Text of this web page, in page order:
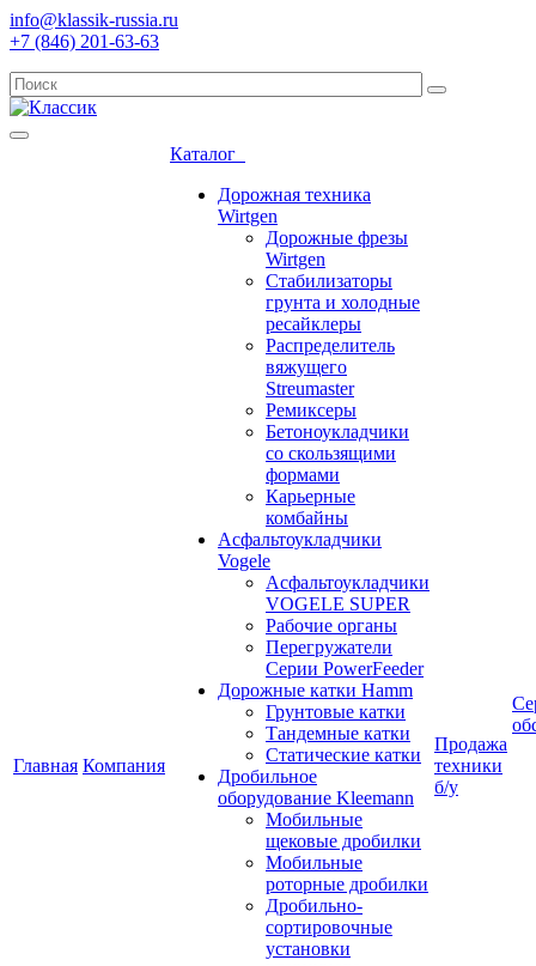
info@klassik-russia.ru
+7 (846) 201-63-63
Главная Компания
Каталог
Дорожная техника
Wirtgen
Дорожные фрезы
Wirtgen
Стабилизаторы
грунта и холодные
ресайклеры
Распределитель
вяжущего
Streumaster
Ремиксеры
Бетоноукладчики
со скользящими
формами
Карьерные
комбайны
Асфальтоукладчики
Vogele
Асфальтоукладчики
VOGELE SUPER
Рабочие органы
Перегружатели
Серии PowerFeeder
Дорожные катки Hamm
Грунтовые катки
Тандемные катки
Статические катки
Дробильное
оборудование Kleemann
Мобильные
щековые дробилки
Мобильные
роторные дробилки
Дробильно-
сортировочные
установки
Продажа
техники
б/у